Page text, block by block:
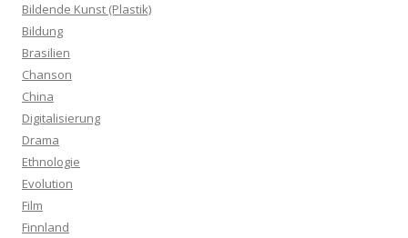
Bildende Kunst (Plastik)
Bildung
Brasilien
Chanson
China
Digitalisierung
Drama
Ethnologie
Evolution
Film
Finnland